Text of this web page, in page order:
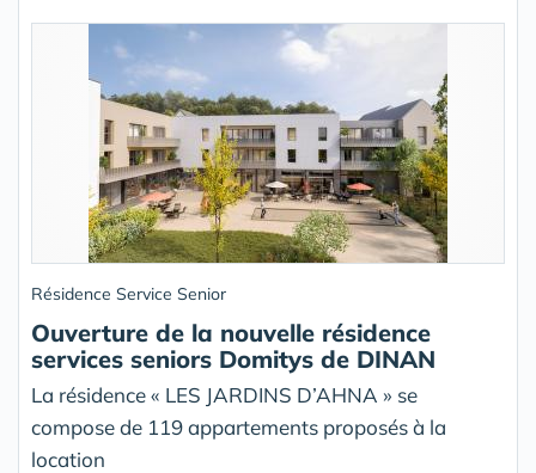
Résidence Service Senior
Ouverture de la nouvelle résidence
services seniors Domitys de DINAN
La résidence « LES JARDINS D’AHNA » se
compose de 119 appartements proposés à la
location